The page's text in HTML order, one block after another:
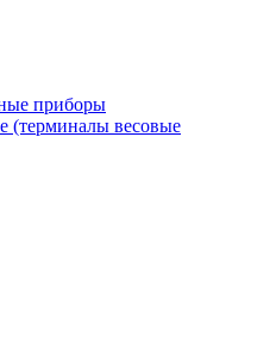
приборы
(терминалы весовые